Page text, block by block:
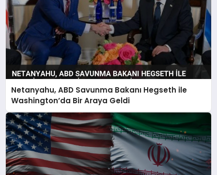
Netanyahu, ABD Savunma Bakanı Hegseth ile
Washington’da Bir Araya Geldi